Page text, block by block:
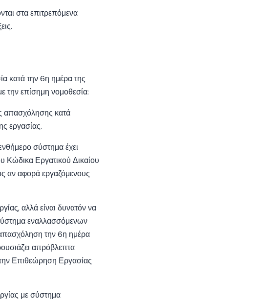
στα επιτρεπόμενα
κατά την 6η ημέρα της
την επίσημη νομοθεσία:
απασχόλησης κατά
εργασίας.
σύστημα έχει
Κώδικα Εργατικού Δικαίου
αν αφορά εργαζόμενους
αλλά είναι δυνατόν να
εναλλασσόμενων
την 6η ημέρα
απρόβλεπτα
Επιθεώρηση Εργασίας
με σύστημα